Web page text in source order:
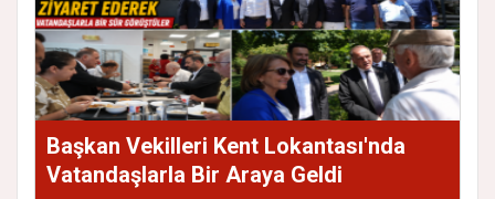
Başkan Vekilleri Kent Lokantası'nda
Vatandaşlarla Bir Araya Geldi